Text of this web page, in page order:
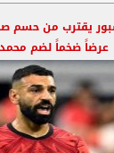
يقترب من حسم
عرضاً ضخماً لضم